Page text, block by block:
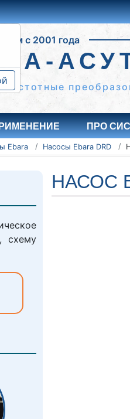
с 2001 года
частотные
ПРО
Ebara Насосы Ebara DRD
НАСОС
схему